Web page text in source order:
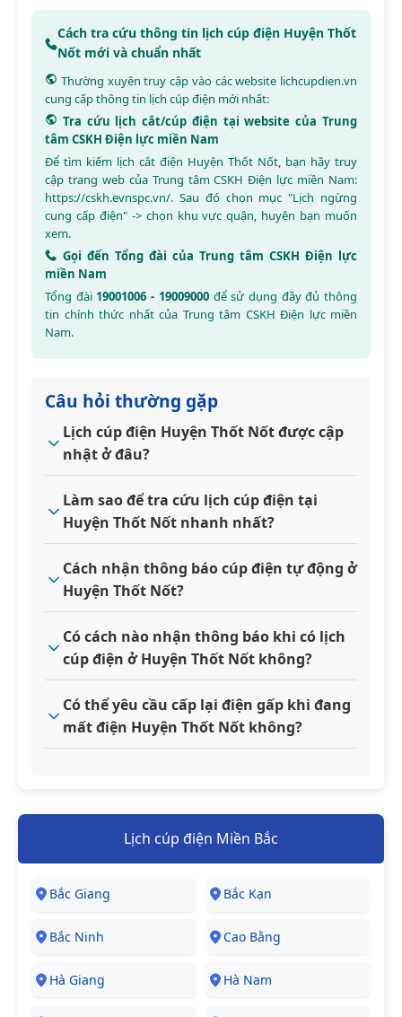
Cách tra cứu thông tin lịch cúp điện Huyện Thốt
Nốt mới và chuẩn nhất
Thường xuyên truy cập vào các website lichcupdien.vn
cung cấp thông tin lịch cúp điện mới nhất:
Tra cứu lịch cắt/cúp điện tại website của Trung
tâm CSKH Điện lực miền Nam
Để tìm kiếm lịch cắt điện Huyện Thốt Nốt, bạn hãy truy
cập trang web của Trung tâm CSKH Điện lực miền Nam:
https://cskh.evnspc.vn/. Sau đó chọn mục "Lịch ngừng
cung cấp điện" -> chọn khu vực quận, huyện bạn muốn
xem.
Gọi đến Tổng đài của Trung tâm CSKH Điện lực
miền Nam
Tổng đài 19001006 - 19009000để sử dụng đầy đủ thông
tin chính thức nhất của Trung tâm CSKH Điện lực miền
Nam.
Câu hỏi thường gặp
Lịch cúp điện Huyện Thốt Nốt được cập
nhật ở đâu?
Làm sao để tra cứu lịch cúp điện tại
Huyện Thốt Nốt nhanh nhất?
Cách nhận thông báo cúp điện tự động ở
Huyện Thốt Nốt?
Có cách nào nhận thông báo khi có lịch
cúp điện ở Huyện Thốt Nốt không?
Có thể yêu cầu cấp lại điện gấp khi đang
mất điện Huyện Thốt Nốt không?
Lịch cúp điện Miền Bắc
Bắc Giang Bắc Kạn
Bắc Ninh Cao Bằng
Hà Giang Hà Nam